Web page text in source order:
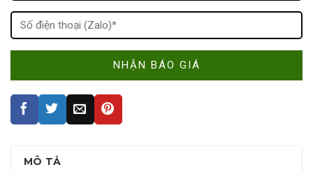
MÔ TẢ